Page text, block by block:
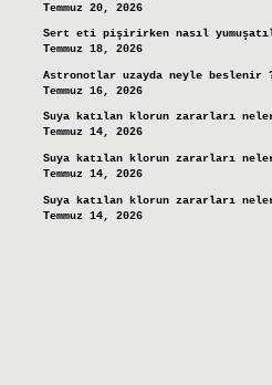
Temmuz 20, 2026
Sert eti pişirirken nasıl
Temmuz 18, 2026
Astronotlar uzayda neyle beslenir
Temmuz 16, 2026
Suya katılan klorun zararları
Temmuz 14, 2026
Suya katılan klorun zararları
Temmuz 14, 2026
Suya katılan klorun zararları
Temmuz 14, 2026